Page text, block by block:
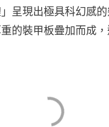
」呈現出極具科幻感
的裝甲板疊加而成，